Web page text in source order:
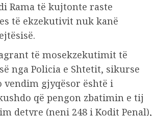
Rama të kujtonte raste
të ekzekutivit nuk kanë
të mosekzekutimit të
nga Policia e Shtetit, sikurse
vendim gjyqësor është i
që pengon zbatimin e tij
detyre (neni 248 i Kodit Penal),